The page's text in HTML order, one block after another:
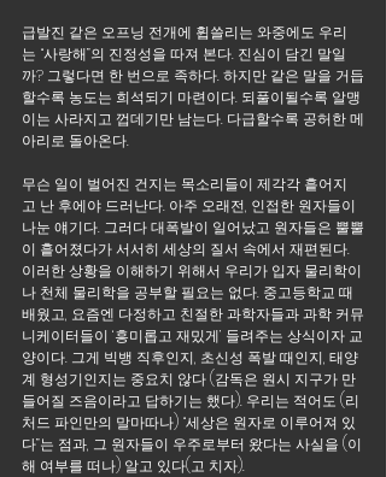
급발진 같은 오프닝 전개에 휩쓸리는 와중에도 우리
는 “사랑해”의 진정성을 따져 본다. 진심이 담긴 말일
까? 그렇다면 한 번으로 족하다. 하지만 같은 말을 거듭
할수록 농도는 희석되기 마련이다. 되풀이될수록 알맹
이는 사라지고 껍데기만 남는다. 다급할수록 공허한 메
아리로 돌아온다.
무슨 일이 벌어진 건지는 목소리들이 제각각 흩어지
고 난 후에야 드러난다. 아주 오래전, 인접한 원자들이
나눈 얘기다. 그러다 대폭발이 일어났고 원자들은 뿔뿔
이 흩어졌다가 서서히 세상의 질서 속에서 재편된다.
이러한 상황을 이해하기 위해서 우리가 입자 물리학이
나 천체 물리학을 공부할 필요는 없다. 중고등학교 때
배웠고, 요즘엔 다정하고 친절한 과학자들과 과학 커뮤
니케이터들이 ‘흥미롭고 재밌게’ 들려주는 상식이자 교
양이다. 그게 빅뱅 직후인지, 초신성 폭발 때인지, 태양
계 형성기인지는 중요치 않다 (감독은 원시 지구가 만
들어질 즈음이라고 답하기는 했다). 우리는 적어도 (리
처드 파인만의 말마따나) “세상은 원자로 이루어져 있
다”는 점과, 그 원자들이 우주로부터 왔다는 사실을 (이
해 여부를 떠나) 알고 있다(고 치자).